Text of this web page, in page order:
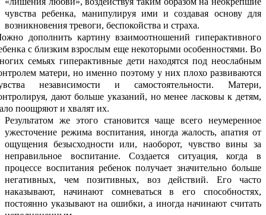
чувства ребенка, манипулируя ими и создавая основу для
возникновения тревоги, беспокойства и страха.
дополнить картину взаимоотношений гиперактивного
с близким взрослым еще некоторыми особенностями. Во
семьях гиперактивные дети находятся под неослабным
матери, но именно поэтому у них плохо развиваются
независимости и самостоятельности. Матери,
дают больше указаний, но менее ласковы к детям,
поощряют и хвалят их.
Результатом же этого становится чаще всего неумеренное
ужесточение режима воспитания, иногда жалость, апатия от
ощущения безысходности или, наоборот, чувство вины за
неправильное воспитание. Создается ситуация, когда в
процессе воспитания ребенок получает значительно больше
негативных, чем позитивных, воз действий. Его часто
наказывают, начинают сомневаться в его способностях,
постоянно указывают на ошибки, а иногда начинают считать